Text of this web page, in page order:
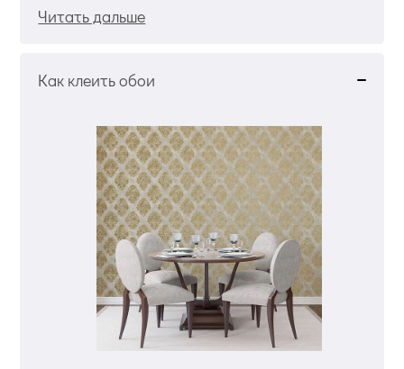
Читать дальше
Как клеить обои